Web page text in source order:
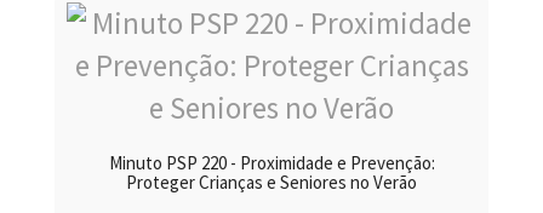
Minuto PSP 220 - Proximidade e Prevenção:
Proteger Crianças e Seniores no Verão